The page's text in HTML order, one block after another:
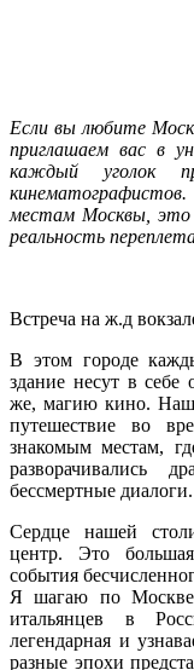
Если вы любите
приглашаем вас в
каждый уголок
местам Москвы, это
реальность
Встреча на ж.д
В этом городе
здание несут в себе
же, магию кино.
путешествие во
знакомым местам,
разворачивались
бессмертные диалоги.
Сердце нашей
центр. Это
события
Я шагаю по
итальянцев в
легендарная и
разные эпохи